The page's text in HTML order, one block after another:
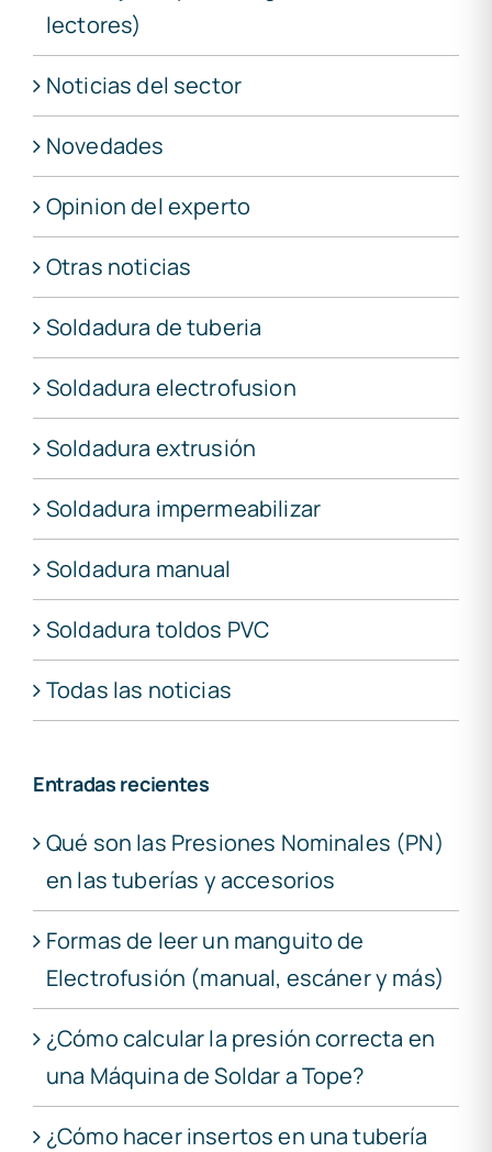
lectores)
Noticias del sector
Novedades
Opinion del experto
Otras noticias
Soldadura de tuberia
Soldadura electrofusion
Soldadura extrusión
Soldadura impermeabilizar
Soldadura manual
Soldadura toldos PVC
Todas las noticias
Entradas recientes
Qué son las Presiones Nominales (PN)
en las tuberías y accesorios
Formas de leer un manguito de
Electrofusión (manual, escáner y más)
¿Cómo calcular la presión correcta en
una Máquina de Soldar a Tope?
¿Cómo hacer insertos en una tubería